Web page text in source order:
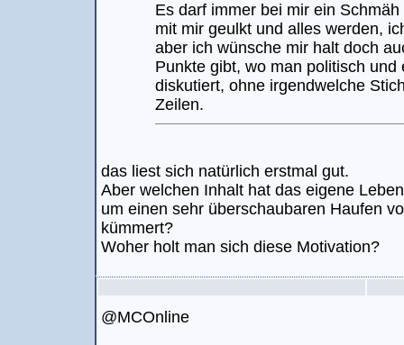
Es darf immer bei mir ein
mit mir geulkt und alles werden,
aber ich wünsche mir halt doch
Punkte gibt, wo man politisch und
diskutiert, ohne irgendwelche
Zeilen.
das liest sich natürlich erstmal gut.
Aber welchen Inhalt hat das eigene
um einen sehr überschaubaren Haufen
kümmert?
Woher holt man sich diese Motivation?
@MCOnline